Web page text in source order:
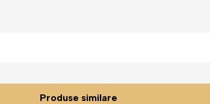
Produse similare